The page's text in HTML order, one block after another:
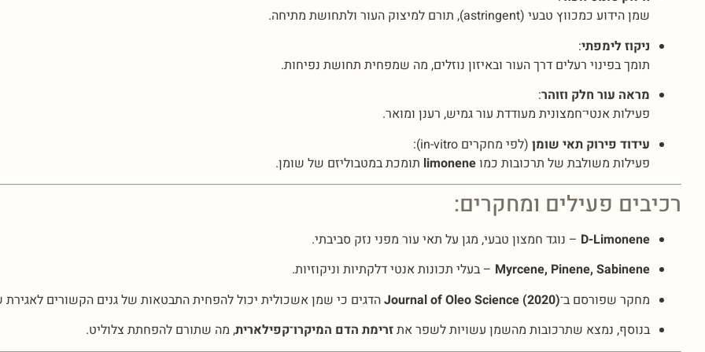
שמן הידוע כמכווץ טבעי (astringent), תורם למיצוק העור ולתחושת מתיחה.
ניקוז לימפתי:
תומך בפינוי רעלים דרך העור ובאיזון נוזלים, מה שמפחית תחושת נפיחות.
מראה עור חלק וזוהר:
פעילות אנטי־חמצונית מעודדת עור גמיש, רענן ומואר.
עידוד פירוק תאי שומן (לפי מחקרים in-vitro):
פעילות משולבת של תרכובות כמוlimonene תומכת במטבוליזם של שומן.
רכיבים פעילים ומחקרים:
D-Limonene – נוגד חמצון טבעי, מגן על תאי עור מפני נזק סביבתי.
Myrcene, Pinene, Sabinene – בעלי תכונות אנטי דלקתיות וניקוזיות.
מחקר שפורסם ב־Journal of Oleo Science (2020)הדגים כי שמן אשכולית יכול להפחית התבטאות של גנים הקשורים לאגירת
בנוסף, נמצא שתרכובות מהשמן עשויות לשפר אתזרימת הדם המיקרו־קפילארית, מה שתורם להפחתת צלוליט.